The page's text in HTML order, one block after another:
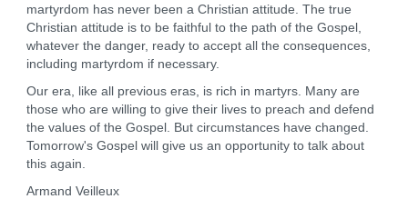
martyrdom has never been a Christian attitude. The true
Christian attitude is to be faithful to the path of the Gospel,
whatever the danger, ready to accept all the consequences,
including martyrdom if necessary.
Our era, like all previous eras, is rich in martyrs. Many are
those who are willing to give their lives to preach and defend
the values of the Gospel. But circumstances have changed.
Tomorrow's Gospel will give us an opportunity to talk about
this again.
Armand Veilleux